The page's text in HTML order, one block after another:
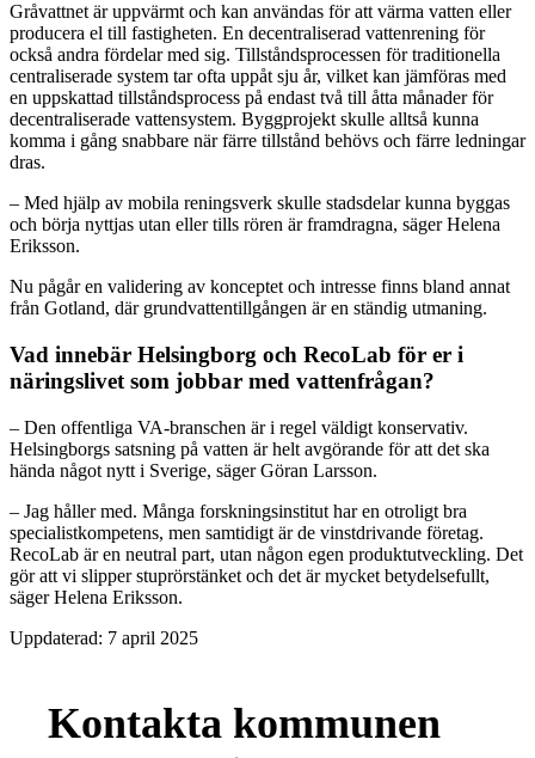
Gråvattnet är uppvärmt och kan användas för att värma vatten eller
producera el till fastigheten. En decentraliserad vattenrening för
också andra fördelar med sig. Tillståndsprocessen för traditionella
centraliserade system tar ofta uppåt sju år, vilket kan jämföras med
en uppskattad tillståndsprocess på endast två till åtta månader för
decentraliserade vattensystem. Byggprojekt skulle alltså kunna
komma i gång snabbare när färre tillstånd behövs och färre ledningar
dras.
– Med hjälp av mobila reningsverk skulle stadsdelar kunna byggas
och börja nyttjas utan eller tills rören är framdragna, säger Helena
Eriksson.
Nu pågår en validering av konceptet och intresse finns bland annat
från Gotland, där grundvattentillgången är en ständig utmaning.
Vad innebär Helsingborg och RecoLab för er i
näringslivet som jobbar med vattenfrågan?
– Den offentliga VA-branschen är i regel väldigt konservativ.
Helsingborgs satsning på vatten är helt avgörande för att det ska
hända något nytt i Sverige, säger Göran Larsson.
– Jag håller med. Många forskningsinstitut har en otroligt bra
specialistkompetens, men samtidigt är de vinstdrivande företag.
RecoLab är en neutral part, utan någon egen produktutveckling. Det
gör att vi slipper stuprörstänket och det är mycket betydelsefullt,
säger Helena Eriksson.
Uppdaterad: 7 april 2025
Kontakta kommunen